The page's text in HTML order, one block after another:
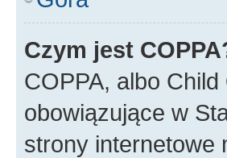
Czym jest
COPPA, albo
obowiązujące w
strony internetowe